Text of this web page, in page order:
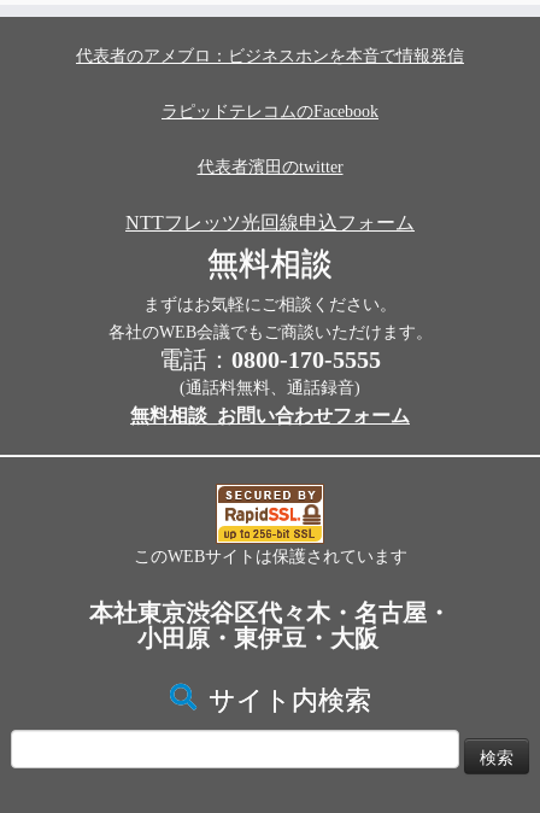
代表者のアメブロ：ビジネスホンを本音で情報発信
ラピッドテレコムのFacebook
代表者濱田のtwitter
NTTフレッツ光回線申込フォーム
無料相談
まずはお気軽にご相談ください。
各社のWEB会議でもご商談いただけます。
電話： 0800-170-5555
(通話料無料、通話録音)
無料相談_お問い合わせフォーム
このWEBサイトは保護されています
本社東京渋谷区代々木・名古屋・
小田原・東伊豆・大阪
サイト内検索
索: